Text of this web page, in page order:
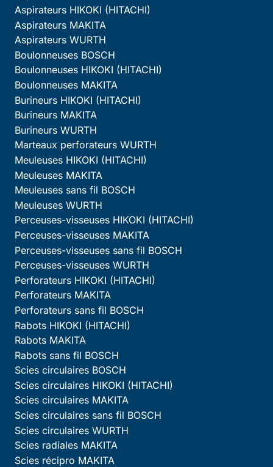
Aspirateurs HIKOKI (HITACHI)
Aspirateurs MAKITA
Aspirateurs WURTH
Boulonneuses BOSCH
Boulonneuses HIKOKI (HITACHI)
Boulonneuses MAKITA
Burineurs HIKOKI (HITACHI)
Burineurs MAKITA
Burineurs WURTH
Marteaux perforateurs WURTH
Meuleuses HIKOKI (HITACHI)
Meuleuses MAKITA
Meuleuses sans fil BOSCH
Meuleuses WURTH
Perceuses-visseuses HIKOKI (HITACHI)
Perceuses-visseuses MAKITA
Perceuses-visseuses sans fil BOSCH
Perceuses-visseuses WURTH
Perforateurs HIKOKI (HITACHI)
Perforateurs MAKITA
Perforateurs sans fil BOSCH
Rabots HIKOKI (HITACHI)
Rabots MAKITA
Rabots sans fil BOSCH
Scies circulaires BOSCH
Scies circulaires HIKOKI (HITACHI)
Scies circulaires MAKITA
Scies circulaires sans fil BOSCH
Scies circulaires WURTH
Scies radiales MAKITA
Scies récipro MAKITA